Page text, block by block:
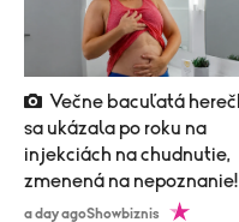
sa ukázala po roku na
injekciách na chudnutie,
zmenená na nepoznanie!
a day agoShowbiznis